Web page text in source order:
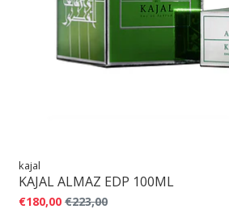
kajal
KAJAL ALMAZ EDP 100ML
€180,00 €223,00